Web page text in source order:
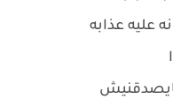
عليه عذابه